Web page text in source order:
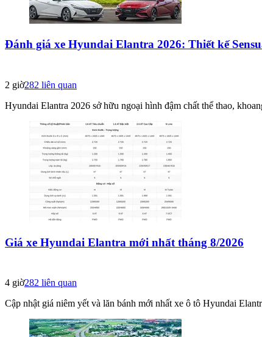
Đánh giá xe Hyundai Elantra 2026: Thiết kế
2 giờ282 liên quan
Hyundai Elantra 2026 sở hữu ngoại hình đậm chất thể thao,
Giá xe Hyundai Elantra mới nhất tháng 8/2026
4 giờ282 liên quan
Cập nhật giá niêm yết và lăn bánh mới nhất xe ô tô Hyundai